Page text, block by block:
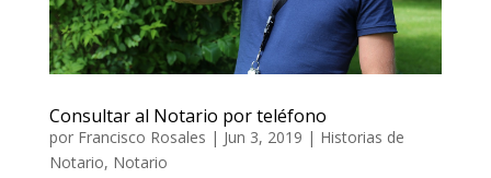
Consultar al Notario por teléfono
por Francisco Rosales | Jun 3, 2019 | Historias de
Notario, Notario